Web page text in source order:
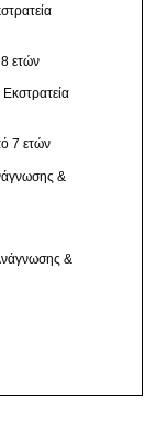
ετών
7 ετών
&
&